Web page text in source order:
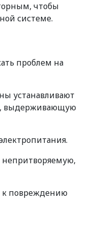
чтобы
системе.
проблем на
устанавливают
выдерживающую
непритворяемую,
к повреждению